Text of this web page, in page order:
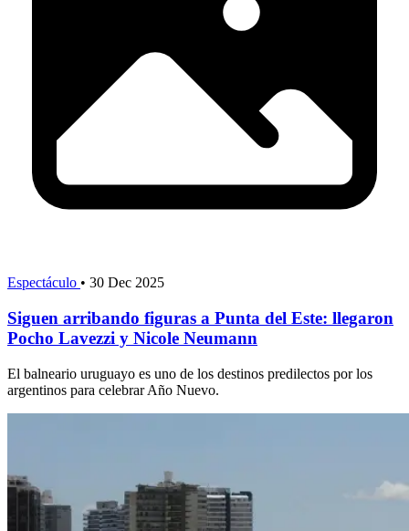
Espectáculo • 30 Dec 2025
Siguen arribando figuras a Punta del Este: llegaron
Pocho Lavezzi y Nicole Neumann
El balneario uruguayo es uno de los destinos predilectos por los
argentinos para celebrar Año Nuevo.